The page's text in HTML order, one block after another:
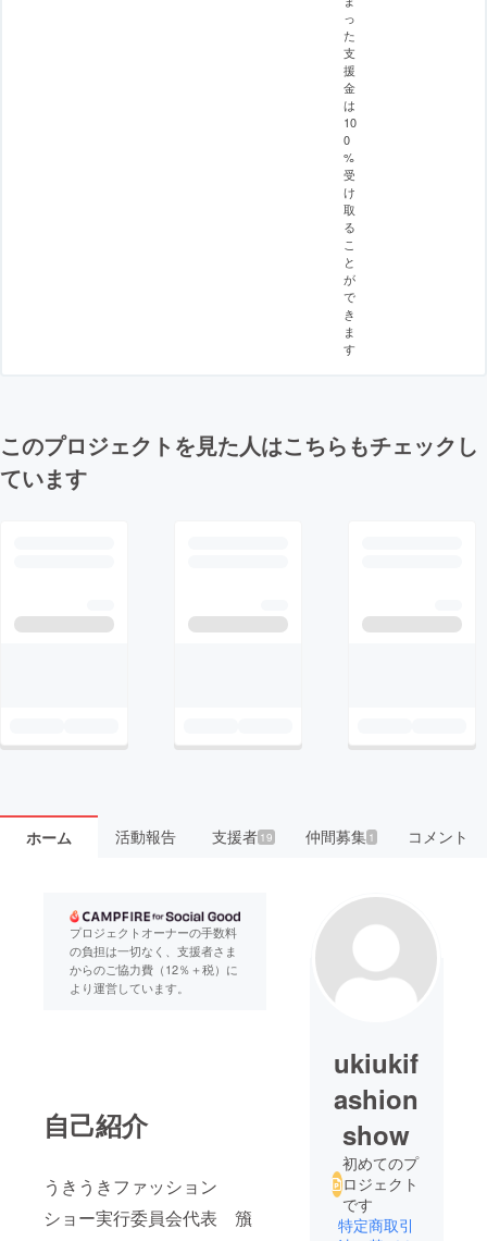
っ
た
支
援
金
は
10
0
%
受
け
取
る
こ
と
が
で
き
ま
す
このプロジェクトを見た人はこちらもチェックし
ています
ホーム 活動報告 支援者 19 仲間募集 1 コメント
プロジェクトオーナーの手数料
の負担は一切なく、支援者さま
からのご協力費（12％＋税）に
より運営しています。
自己紹介
うきうきファッション
ショー実行委員会代表 籏
ukiukif
ashion
show
初めてのプ
ロジェクト
です
特定商取引